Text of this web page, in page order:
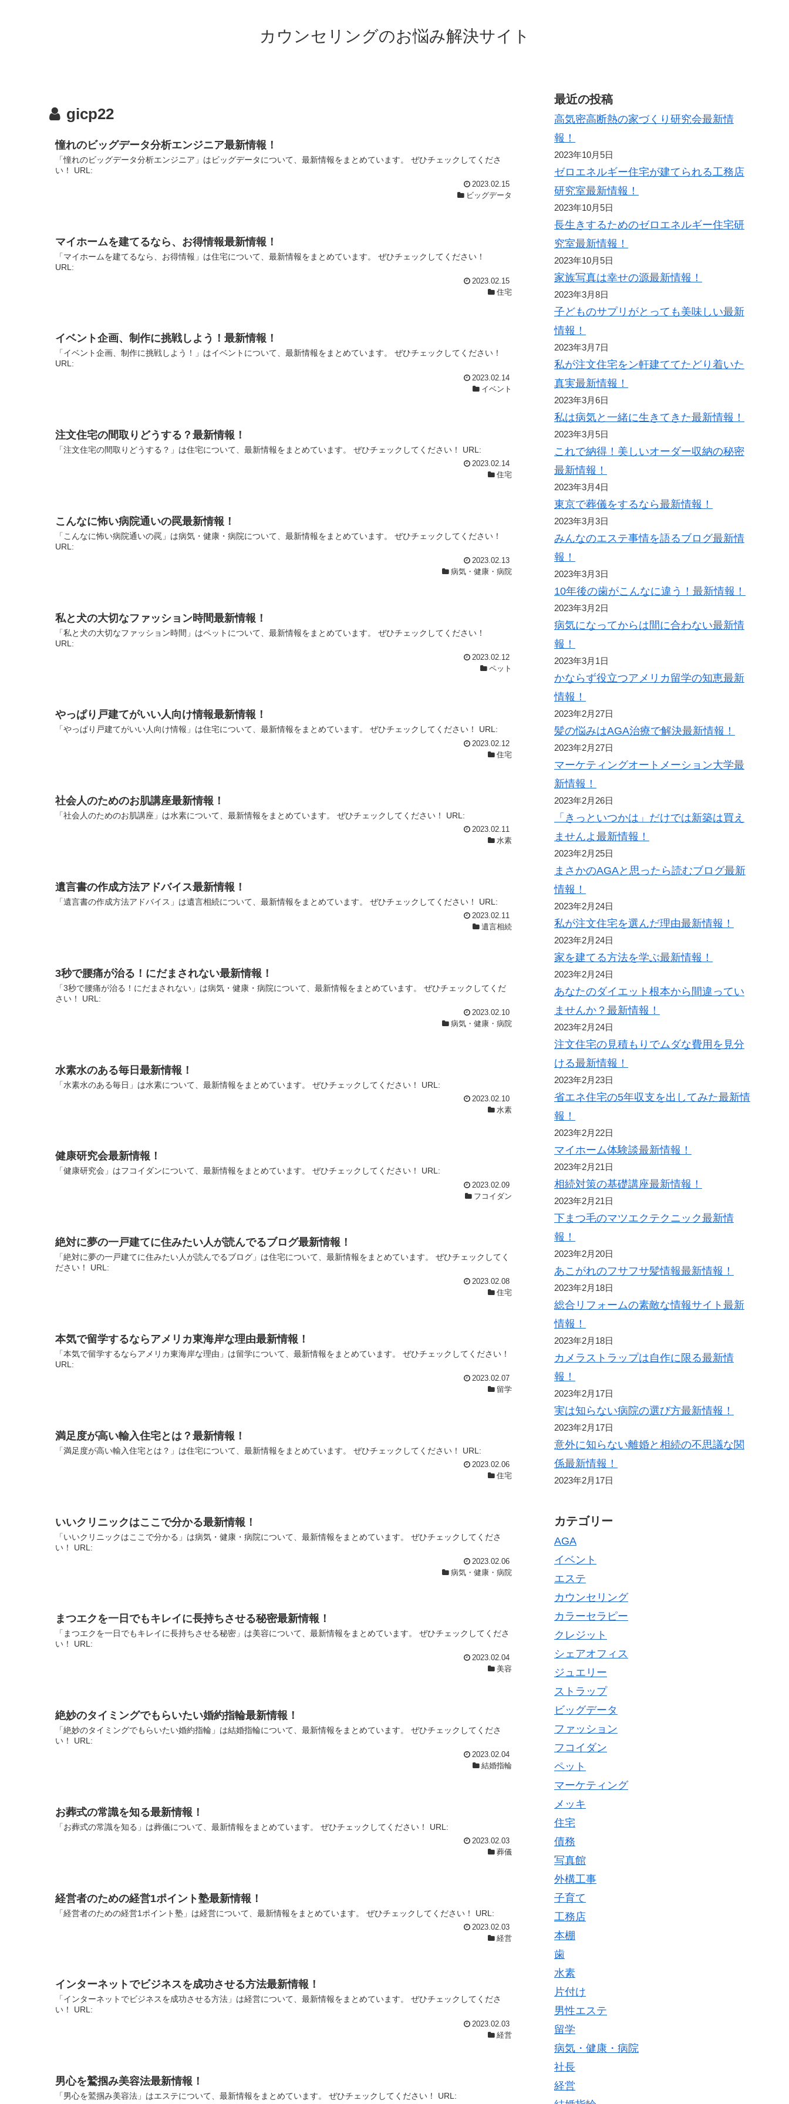
カウンセリングのお悩み解決サイト
gicp22
憧れのビッグデータ分析エンジニア最新情報！
「憧れのビッグデータ分析エンジニア」はビッグデータについて、最新情報をまとめています。 ぜひチェックしてくださ
い！ URL:
2023.02.15
ビッグデータ
マイホームを建てるなら、お得情報最新情報！
「マイホームを建てるなら、お得情報」は住宅について、最新情報をまとめています。 ぜひチェックしてください！
URL:
2023.02.15
住宅
イベント企画、制作に挑戦しよう！最新情報！
「イベント企画、制作に挑戦しよう！」はイベントについて、最新情報をまとめています。 ぜひチェックしてください！
URL:
2023.02.14
イベント
注文住宅の間取りどうする？最新情報！
「注文住宅の間取りどうする？」は住宅について、最新情報をまとめています。 ぜひチェックしてください！ URL:
2023.02.14
住宅
こんなに怖い病院通いの罠最新情報！
「こんなに怖い病院通いの罠」は病気・健康・病院について、最新情報をまとめています。 ぜひチェックしてください！
URL:
2023.02.13
病気・健康・病院
私と犬の大切なファッション時間最新情報！
「私と犬の大切なファッション時間」はペットについて、最新情報をまとめています。 ぜひチェックしてください！
URL:
2023.02.12
ペット
やっぱり戸建てがいい人向け情報最新情報！
「やっぱり戸建てがいい人向け情報」は住宅について、最新情報をまとめています。 ぜひチェックしてください！ URL:
2023.02.12
住宅
社会人のためのお肌講座最新情報！
「社会人のためのお肌講座」は水素について、最新情報をまとめています。 ぜひチェックしてください！ URL:
2023.02.11
水素
遺言書の作成方法アドバイス最新情報！
「遺言書の作成方法アドバイス」は遺言相続について、最新情報をまとめています。 ぜひチェックしてください！ URL:
2023.02.11
遺言相続
3秒で腰痛が治る！にだまされない最新情報！
「3秒で腰痛が治る！にだまされない」は病気・健康・病院について、最新情報をまとめています。 ぜひチェックしてくだ
さい！ URL:
2023.02.10
病気・健康・病院
水素水のある毎日最新情報！
「水素水のある毎日」は水素について、最新情報をまとめています。 ぜひチェックしてください！ URL:
2023.02.10
水素
健康研究会最新情報！
「健康研究会」はフコイダンについて、最新情報をまとめています。 ぜひチェックしてください！ URL:
2023.02.09
フコイダン
絶対に夢の一戸建てに住みたい人が読んでるブログ最新情報！
「絶対に夢の一戸建てに住みたい人が読んでるブログ」は住宅について、最新情報をまとめています。 ぜひチェックしてく
ださい！ URL:
2023.02.08
住宅
本気で留学するならアメリカ東海岸な理由最新情報！
「本気で留学するならアメリカ東海岸な理由」は留学について、最新情報をまとめています。 ぜひチェックしてください！
URL:
2023.02.07
留学
満足度が高い輸入住宅とは？最新情報！
「満足度が高い輸入住宅とは？」は住宅について、最新情報をまとめています。 ぜひチェックしてください！ URL:
2023.02.06
住宅
いいクリニックはここで分かる最新情報！
「いいクリニックはここで分かる」は病気・健康・病院について、最新情報をまとめています。 ぜひチェックしてくださ
い！ URL:
2023.02.06
病気・健康・病院
まつエクを一日でもキレイに長持ちさせる秘密最新情報！
「まつエクを一日でもキレイに長持ちさせる秘密」は美容について、最新情報をまとめています。 ぜひチェックしてくださ
い！ URL:
2023.02.04
美容
絶妙のタイミングでもらいたい婚約指輪最新情報！
「絶妙のタイミングでもらいたい婚約指輪」は結婚指輪について、最新情報をまとめています。 ぜひチェックしてくださ
い！ URL:
2023.02.04
結婚指輪
お葬式の常識を知る最新情報！
「お葬式の常識を知る」は葬儀について、最新情報をまとめています。 ぜひチェックしてください！ URL:
2023.02.03
葬儀
経営者のための経営1ポイント塾最新情報！
「経営者のための経営1ポイント塾」は経営について、最新情報をまとめています。 ぜひチェックしてください！ URL:
2023.02.03
経営
インターネットでビジネスを成功させる方法最新情報！
「インターネットでビジネスを成功させる方法」は経営について、最新情報をまとめています。 ぜひチェックしてくださ
い！ URL:
2023.02.03
経営
男心を鷲掴み美容法最新情報！
「男心を鷲掴み美容法」はエステについて、最新情報をまとめています。 ぜひチェックしてください！ URL:
最近の投稿
高気密高断熱の家づくり研究会最新情
報！
2023年10月5日
ゼロエネルギー住宅が建てられる工務店
研究室最新情報！
2023年10月5日
長生きするためのゼロエネルギー住宅研
究室最新情報！
2023年10月5日
家族写真は幸せの源最新情報！
2023年3月8日
子どものサプリがとっても美味しい最新
情報！
2023年3月7日
私が注文住宅をン軒建ててたどり着いた
真実最新情報！
2023年3月6日
私は病気と一緒に生きてきた最新情報！
2023年3月5日
これで納得！美しいオーダー収納の秘密
最新情報！
2023年3月4日
東京で葬儀をするなら最新情報！
2023年3月3日
みんなのエステ事情を語るブログ最新情
報！
2023年3月3日
10年後の歯がこんなに違う！最新情報！
2023年3月2日
病気になってからは間に合わない最新情
報！
2023年3月1日
かならず役立つアメリカ留学の知恵最新
情報！
2023年2月27日
髪の悩みはAGA治療で解決最新情報！
2023年2月27日
マーケティングオートメーション大学最
新情報！
2023年2月26日
「きっといつかは」だけでは新築は買え
ませんよ最新情報！
2023年2月25日
まさかのAGAと思ったら読むブログ最新
情報！
2023年2月24日
私が注文住宅を選んだ理由最新情報！
2023年2月24日
家を建てる方法を学ぶ最新情報！
2023年2月24日
あなたのダイエット根本から間違ってい
ませんか？最新情報！
2023年2月24日
注文住宅の見積もりでムダな費用を見分
ける最新情報！
2023年2月23日
省エネ住宅の5年収支を出してみた最新情
報！
2023年2月22日
マイホーム体験談最新情報！
2023年2月21日
相続対策の基礎講座最新情報！
2023年2月21日
下まつ毛のマツエクテクニック最新情
報！
2023年2月20日
あこがれのフサフサ髪情報最新情報！
2023年2月18日
総合リフォームの素敵な情報サイト最新
情報！
2023年2月18日
カメラストラップは自作に限る最新情
報！
2023年2月17日
実は知らない病院の選び方最新情報！
2023年2月17日
意外に知らない離婚と相続の不思議な関
係最新情報！
2023年2月17日
カテゴリー
AGA
イベント
エステ
カウンセリング
カラーセラピー
クレジット
シェアオフィス
ジュエリー
ストラップ
ビッグデータ
ファッション
フコイダン
ペット
マーケティング
メッキ
住宅
債務
写真館
外構工事
子育て
工務店
本棚
歯
水素
片付け
男性エステ
留学
病気・健康・病院
社長
経営